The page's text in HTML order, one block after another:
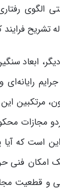
الگوی
تشریح
ابعاد
مرتکبین
مجازات
است که آیا
امکان فنی
و قطعیت